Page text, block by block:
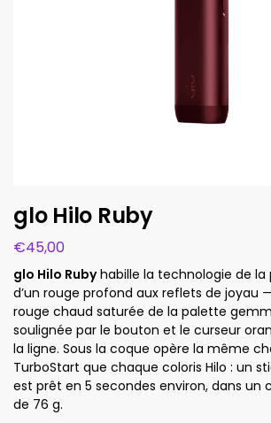
glo Hilo Ruby
€45,00
glo Hilo Rubyhabille la technologie de la
d’un rouge profond aux reflets de joyau
rouge chaud saturée de la palette
soulignée par le bouton et le curseur
la ligne. Sous la coque opère la même
TurboStart que chaque coloris Hilo : un
est prêt en 5 secondes environ, dans
de 76 g.